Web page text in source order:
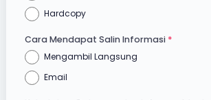
Hardcopy
Cara Mendapat Salin Informasi
Mengambil Langsung
Email